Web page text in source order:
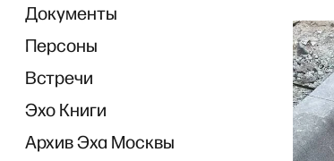
Документы
Персоны
Встречи
Эхо Книги
Архив Эха Москвы